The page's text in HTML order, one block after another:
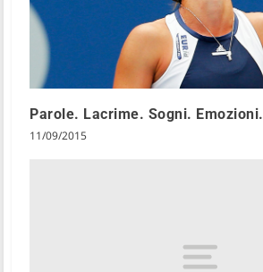
Parole. Lacrime. Sogni. Emozioni.
11/09/2015